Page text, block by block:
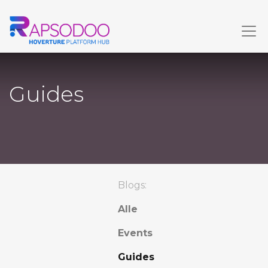
Guides
Blogs:
Alle
Events
Guides